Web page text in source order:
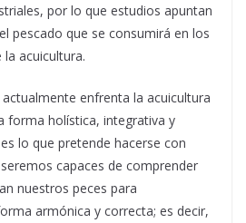
por lo que estudios apuntan
pescado que se consumirá en los
acuicultura.
enfrenta la acuicultura
forma holística, integrativa y
lo que pretende hacerse con
capaces de comprender
nuestros peces para
armónica y correcta; es decir,